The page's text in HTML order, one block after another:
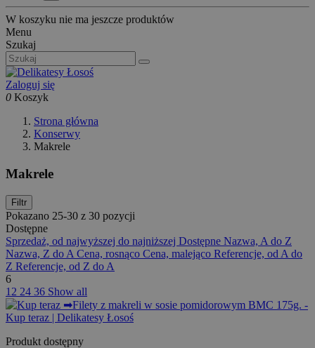
W koszyku nie ma jeszcze produktów
Menu
Szukaj
Zaloguj się
0 Koszyk
Strona główna
Konserwy
Makrele
Makrele
Filtr
Pokazano 25-30 z 30 pozycji
Dostępne
Sprzedaż, od najwyższej do najniższej Dostępne Nazwa, A do Z
Nazwa, Z do A Cena, rosnąco Cena, malejąco Referencje, od A do
Z Referencje, od Z do A
6
12 24 36 Show all
Produkt dostępny